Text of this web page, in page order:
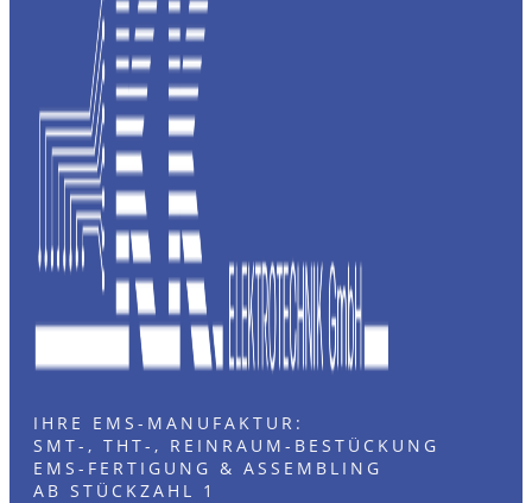
IHRE EMS-MANUFAKTUR:
SMT-, THT-, REINRAUM-BESTÜCKUNG
EMS-FERTIGUNG & ASSEMBLING
AB STÜCKZAHL 1